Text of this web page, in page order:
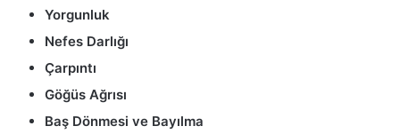
Yorgunluk
Nefes Darlığı
Çarpıntı
Göğüs Ağrısı
Baş Dönmesi ve Bayılma